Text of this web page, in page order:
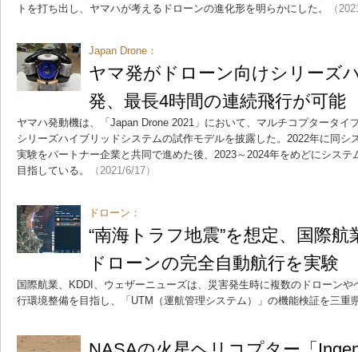
トを打ち出し、ヤマハが考えるドローンの進化形を明らかにした。
（
Japan Drone：
ヤマ発がドローン向けシリーズ
発、最長4時間の連続飛行が可能
ヤマハ発動機は、「Japan Drone 2021」において、マルチコプタータイ
シリーズハイブリッドシステムの試作モデルを披露した。2022年に同シ
実験をパートナー企業と共同で進めた後、2023～2024年をめどにシス
目指している。
（2021/6/17）
ドローン：
“南海トラフ地震”を想定、国際
ドローンの完全自動航行を実験
国際航業、KDDI、ウェザーニューズは、災害発生時に複数のドローン
行環境整備を目指し、「UTM（運航管理システム）」の機能検証を三重